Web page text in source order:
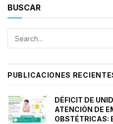
BUSCAR
PUBLICACIONES
DÉFICIT DE
ATENCIÓN DE
OBSTÉTRICAS: